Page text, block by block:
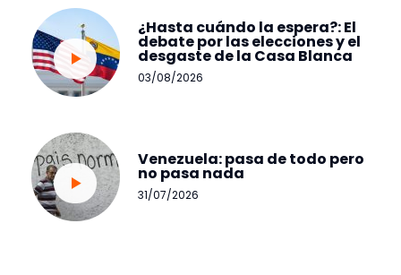
¿Hasta cuándo la espera?: El
debate por las elecciones y el
desgaste de la Casa Blanca
03/08/2026
Venezuela: pasa de todo pero
no pasa nada
31/07/2026